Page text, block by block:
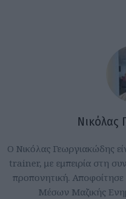
Νικόλας
Ο Νικόλας Γεωργιακώδης
trainer, με εμπειρία στη
προπονητική. Αποφοίτησε
Μέσων Μαζικής